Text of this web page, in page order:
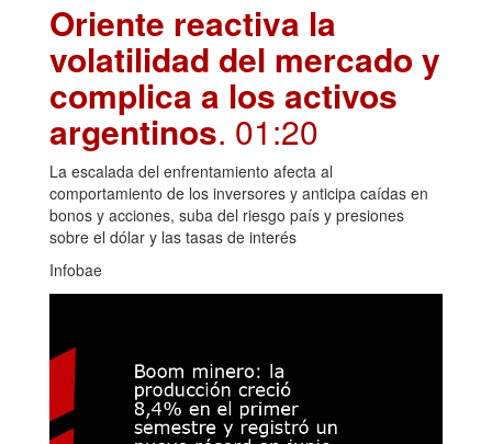
Oriente reactiva la
volatilidad del mercado y
complica a los activos
argentinos. 01:20
La escalada del enfrentamiento afecta al
comportamiento de los inversores y anticipa caídas en
bonos y acciones, suba del riesgo país y presiones
sobre el dólar y las tasas de interés
Infobae